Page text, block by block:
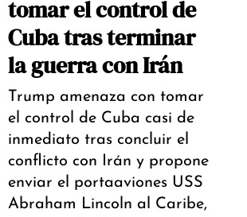
tomar el control de
Cuba tras terminar
la guerra con Irán
Trump amenaza con tomar
el control de Cuba casi de
inmediato tras concluir el
conflicto con Irán y propone
enviar el portaaviones USS
Abraham Lincoln al Caribe,